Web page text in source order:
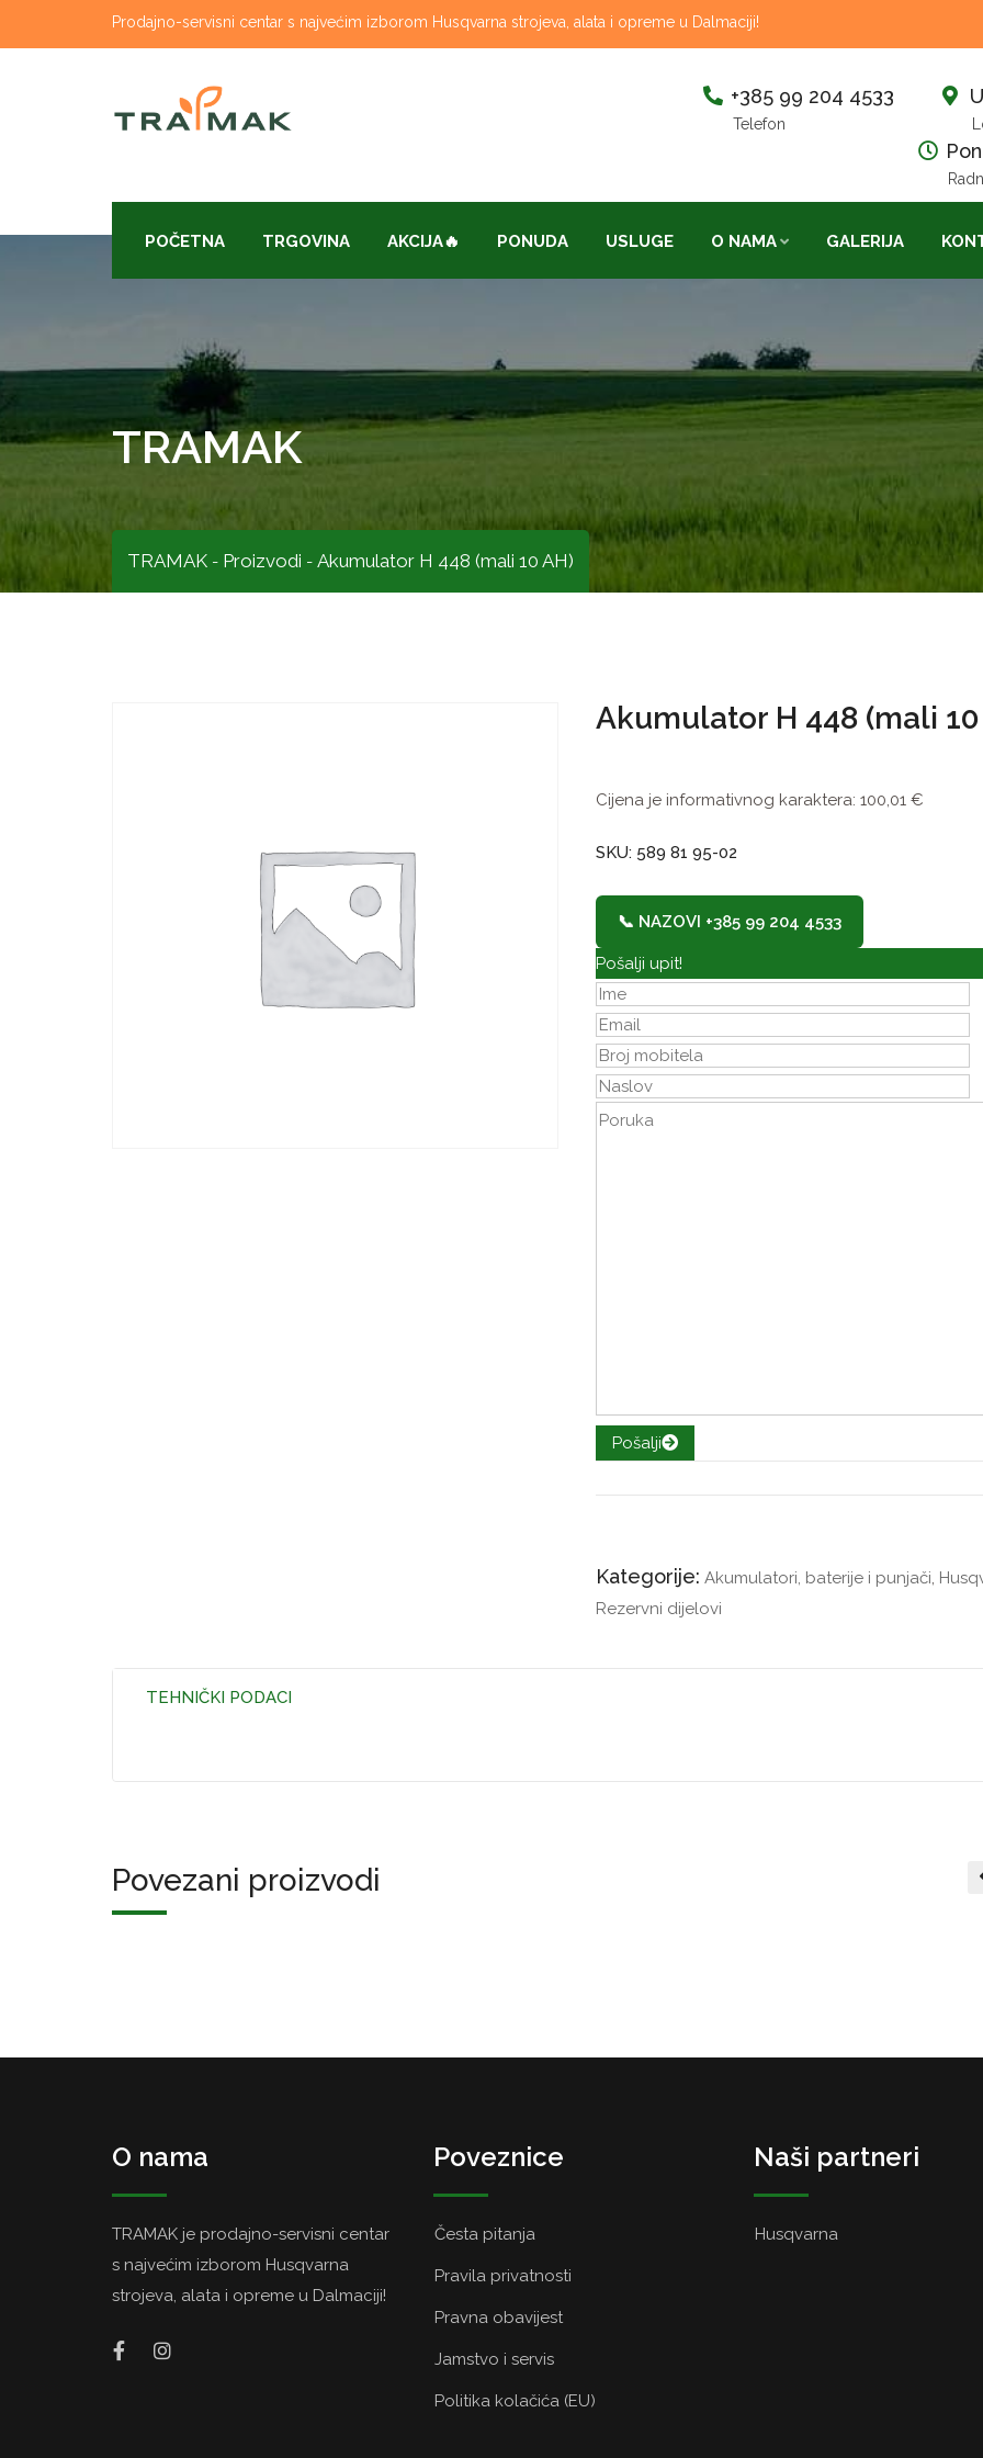
to
Prodajno-servisni centar s najvećim izborom Husqvarna strojeva, alata i opreme u Dalmaciji!
+385 99 204 4533
Telefon
POČETNA TRGOVINA AKCIJA🔥 PONUDA USLUGE O NAMA GALERIJA
TRAMAK
TRAMAK - Proizvodi - Akumulator H 448 (mali 10 AH)
Akumulator H 448 (mali 10
Cijena je informativnog karaktera: 100,01 €
SKU: 589 81 95-02
📞 NAZOVI +385 99 204 4533
Pošalji upit!
Pošalji
Kategorije: Akumulatori, baterije i punjači,
Rezervni dijelovi
TEHNIČKI PODACI
Povezani proizvodi
O nama
TRAMAK je prodajno-servisni centar
s najvećim izborom Husqvarna
strojeva, alata i opreme u Dalmaciji!
Poveznice
Česta pitanja
Pravila privatnosti
Pravna obavijest
Jamstvo i servis
Politika kolačića (EU)
Naši partneri
Husqvarna